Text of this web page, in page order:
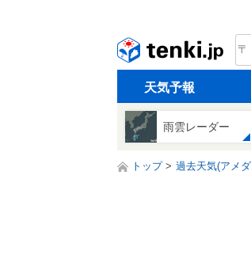
天気予報
雨雲レーダー
トップ 過去天気(アメ